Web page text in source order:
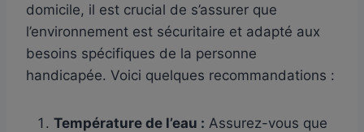
domicile, il est crucial de s’assurer que
l’environnement est sécuritaire et adapté aux
besoins spécifiques de la personne
handicapée. Voici quelques recommandations :
Température de l’eau : Assurez-vous que